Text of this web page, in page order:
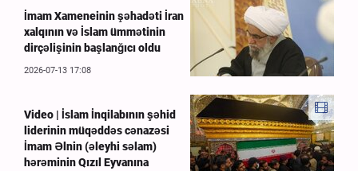
İmam Xameneinin şəhadəti İran
xalqının və İslam ümmətinin
dirçəlişinin başlanğıcı oldu
2026-07-13 17:08
Video | İslam İnqilabının şəhid
liderinin müqəddəs cənazəsi
İmam Əlnin (əleyhi səlam)
hərəminin Qızıl Eyvanına